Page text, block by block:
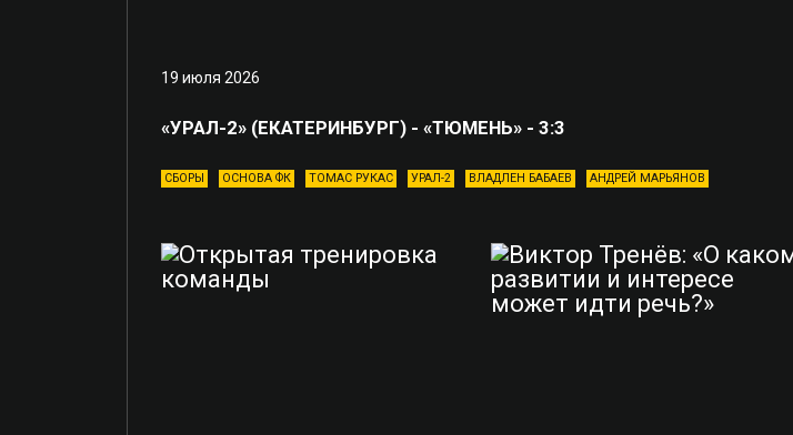
19 июля 2026
«УРАЛ-2» (ЕКАТЕРИНБУРГ) - «ТЮМЕНЬ» - 3:3
СБОРЫ ОСНОВА ФК ТОМАС РУКАС УРАЛ-2 ВЛАДЛЕН БАБАЕВ АНДРЕЙ МАРЬЯНОВ